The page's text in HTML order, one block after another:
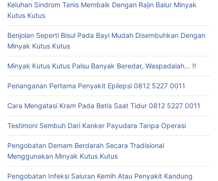
Keluhan Sindrom Tenis Membaik Dengan Rajin Balur Minyak
Kutus Kutus
Benjolan Seperti Bisul Pada Bayi Mudah Disembuhkan Dengan
Minyak Kutus Kutus
Minyak Kutus Kutus Palsu Banyak Beredar, Waspadalah… !!
Penanganan Pertama Penyakit Epilepsi 0812 5227 0011
Cara Mengatasi Kram Pada Betis Saat Tidur 0812 5227 0011
Testimoni Sembuh Dari Kanker Payudara Tanpa Operasi
Pengobatan Demam Berdarah Secara Tradisional
Menggunakan Minyak Kutus Kutus
Pengobatan Infeksi Saluran Kemih Atau Penyakit Kandung